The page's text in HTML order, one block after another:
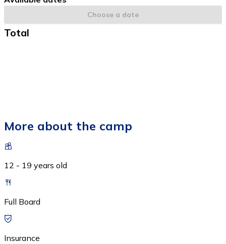
Choose a date
Total
More about the camp
12 - 19 years old
Full Board
Insurance